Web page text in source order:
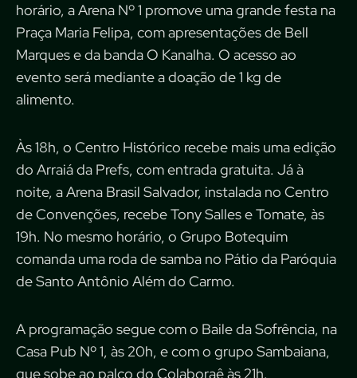
horário, a Arena Nº 1 promove uma grande festa na
Praça Maria Felipa, com apresentações de Bell
Marques e da banda O Kanalha. O acesso ao
evento será mediante a doação de 1 kg de
alimento.
Às 18h, o Centro Histórico recebe mais uma edição
do Arraiá da Prefs, com entrada gratuita. Já à
noite, a Arena Brasil Salvador, instalada no Centro
de Convenções, recebe Tony Salles e Tomate, às
19h. No mesmo horário, o Grupo Botequim
comanda uma roda de samba no Pátio da Paróquia
de Santo Antônio Além do Carmo.
A programação segue com o Baile da Sofrência, na
Casa Pub Nº 1, às 20h, e com o grupo Sambaiana,
que sobe ao palco do Colaboraê às 21h.